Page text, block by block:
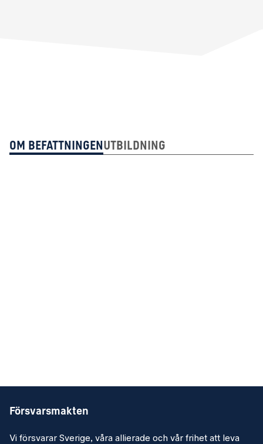
Om BefattningenUtbildning
Försvarsmakten
Vi försvarar Sverige, våra allierade och vår frihet att leva